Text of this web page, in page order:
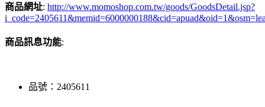
商品網址: http://www.momoshop.com.tw/goods/GoodsDetail.jsp?
商品訊息功能:
品號：2405611